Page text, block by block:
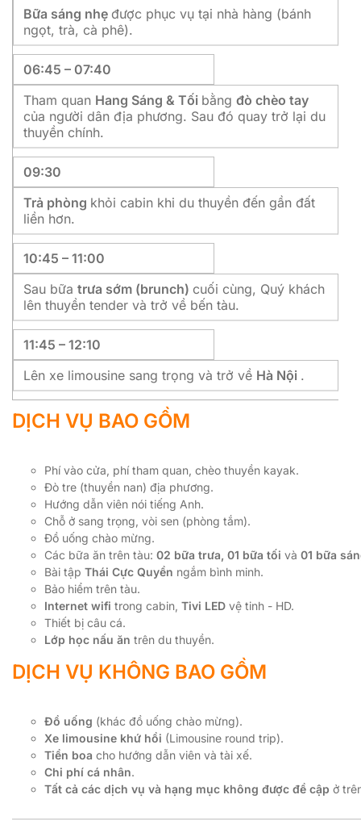
Bữa sáng nhẹ được phục vụ tại nhà hàng (bánh
ngọt, trà, cà phê).
06:45 – 07:40
Tham quan Hang Sáng & Tối bằng đò chèo tay
của người dân địa phương. Sau đó quay trở lại du
thuyền chính.
09:30
Trả phòng khỏi cabin khi du thuyền đến gần đất
liền hơn.
10:45 – 11:00
Sau bữa trưa sớm (brunch) cuối cùng, Quý khách
lên thuyền tender và trở về bến tàu.
11:45 – 12:10
Lên xe limousine sang trọng và trở về Hà Nội .
DỊCH VỤ BAO GỒM
Phí vào cửa, phí tham quan, chèo thuyền kayak.
Đò tre (thuyền nan) địa phương.
Hướng dẫn viên nói tiếng Anh.
Chỗ ở sang trọng, vòi sen (phòng tắm).
Đồ uống chào mừng.
Các bữa ăn trên tàu: 02 bữa trưa, 01 bữa tối và 01 bữa
Bài tập Thái Cực Quyền ngắm bình minh.
Bảo hiểm trên tàu.
Internet wifi trong cabin, Tivi LED vệ tinh - HD.
Thiết bị câu cá.
Lớp học nấu ăn trên du thuyền.
DỊCH VỤ KHÔNG BAO GỒM
Đồ uống (khác đồ uống chào mừng).
Xe limousine khứ hồi (Limousine round trip).
Tiền boa cho hướng dẫn viên và tài xế.
Chi phí cá nhân.
Tất cả các dịch vụ và hạng mục không được đề cập ở